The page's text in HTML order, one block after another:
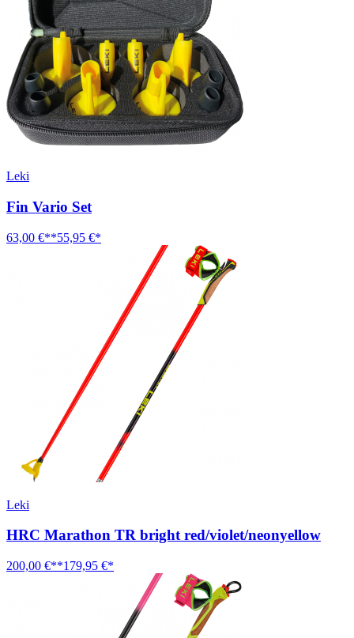
Leki
Fin Vario Set
63,00 €**55,95 €*
Leki
HRC Marathon TR bright red/violet/neonyellow
200,00 €**179,95 €*